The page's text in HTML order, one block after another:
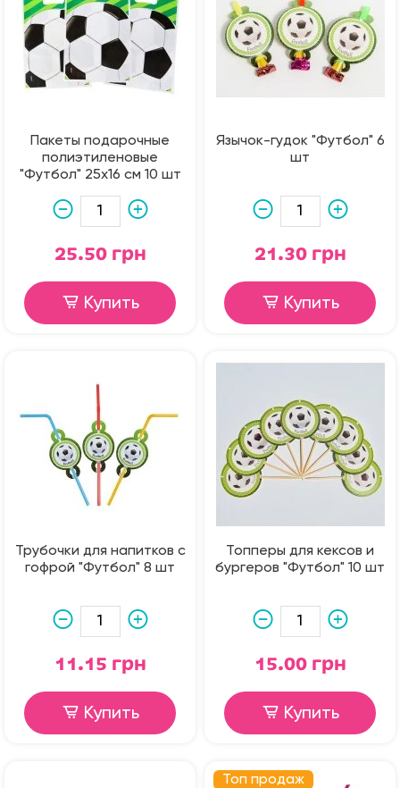
Пакеты подарочные
полиэтиленовые
"Футбол" 25х16 см 10 шт
25.50 грн
Купить
Язычок-гудок "Футбол" 6
шт
21.30 грн
Купить
Трубочки для напитков с
гофрой "Футбол" 8 шт
11.15 грн
Купить
Топперы для кексов и
бургеров "Футбол" 10 шт
15.00 грн
Купить
Топ продаж